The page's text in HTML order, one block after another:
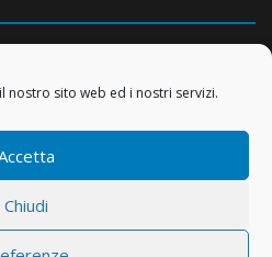
nostro sito web ed i nostri servizi.
Chiudi
ONLINE